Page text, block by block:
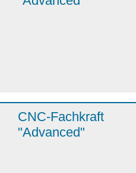
CNC-Fachkraft
"Advanced"